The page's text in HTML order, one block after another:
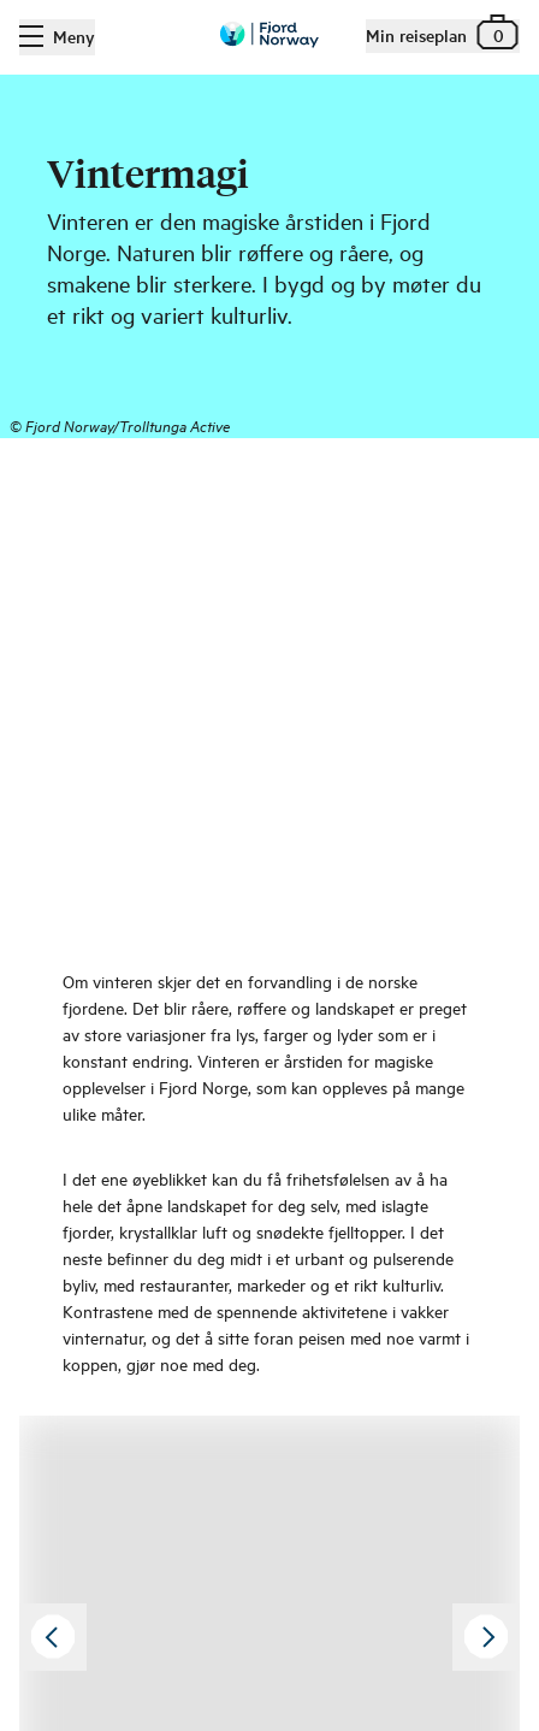
Meny Min reiseplan 0
Vintermagi
Vinteren er den magiske årstiden i Fjord
Norge. Naturen blir røffere og råere, og
smakene blir sterkere. I bygd og by møter du
et rikt og variert kulturliv.
©Fjord Norway/Trolltunga Active
Om vinteren skjer det en forvandling i de norske
fjordene. Det blir råere, røffere og landskapet er preget
av store variasjoner fra lys, farger og lyder som er i
konstant endring. Vinteren er årstiden for magiske
opplevelser i Fjord Norge, som kan oppleves på mange
ulike måter.
I det ene øyeblikket kan du få frihetsfølelsen av å ha
hele det åpne landskapet for deg selv, med islagte
fjorder, krystallklar luft og snødekte fjelltopper. I det
neste befinner du deg midt i et urbant og pulserende
byliv, med restauranter, markeder og et rikt kulturliv.
Kontrastene med de spennende aktivitetene i vakker
vinternatur, og det å sitte foran peisen med noe varmt i
koppen, gjør noe med deg.